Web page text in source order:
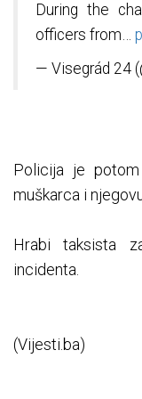
During the
officers from…
— Visegrád 24
Policija je
muškarca i
Hrabi taksista
incidenta.
(Vijesti.ba)